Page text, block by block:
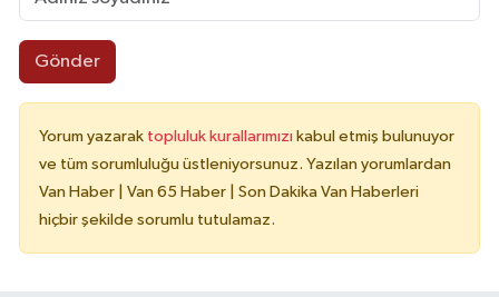
Gönder
Yorum yazarak topluluk kurallarımızı kabul etmiş bulunuyor
ve tüm sorumluluğu üstleniyorsunuz. Yazılan yorumlardan
Van Haber | Van 65 Haber | Son Dakika Van Haberleri
hiçbir şekilde sorumlu tutulamaz.